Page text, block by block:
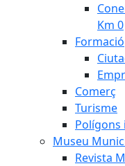
Km 0
Formació
Comerç
Turisme
Polígons
Museu
Revista